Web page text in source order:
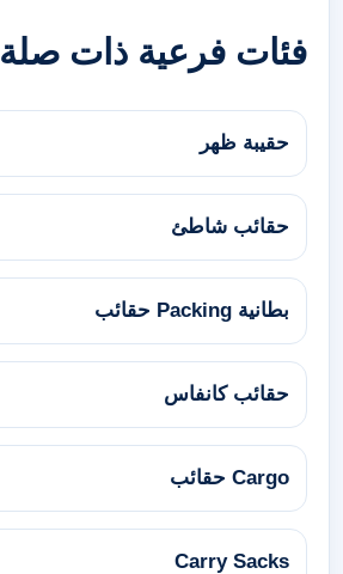
فئات فرعية ذات صلة
حقيبة ظهر
حقائب شاطئ
بطانية Packing حقائب
حقائب كانفاس
Cargo حقائب
Carry Sacks